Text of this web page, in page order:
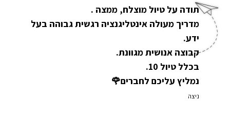
תודה על טיול מוצלח, ממצה .
מדריך מעולה אינטליגנציה רגשית גבוהה בעל
ידע.
קבוצה אנושית מגוונת.
בכלל טיול 10.
נמליץ עליכם לחברים🌹
ניצה